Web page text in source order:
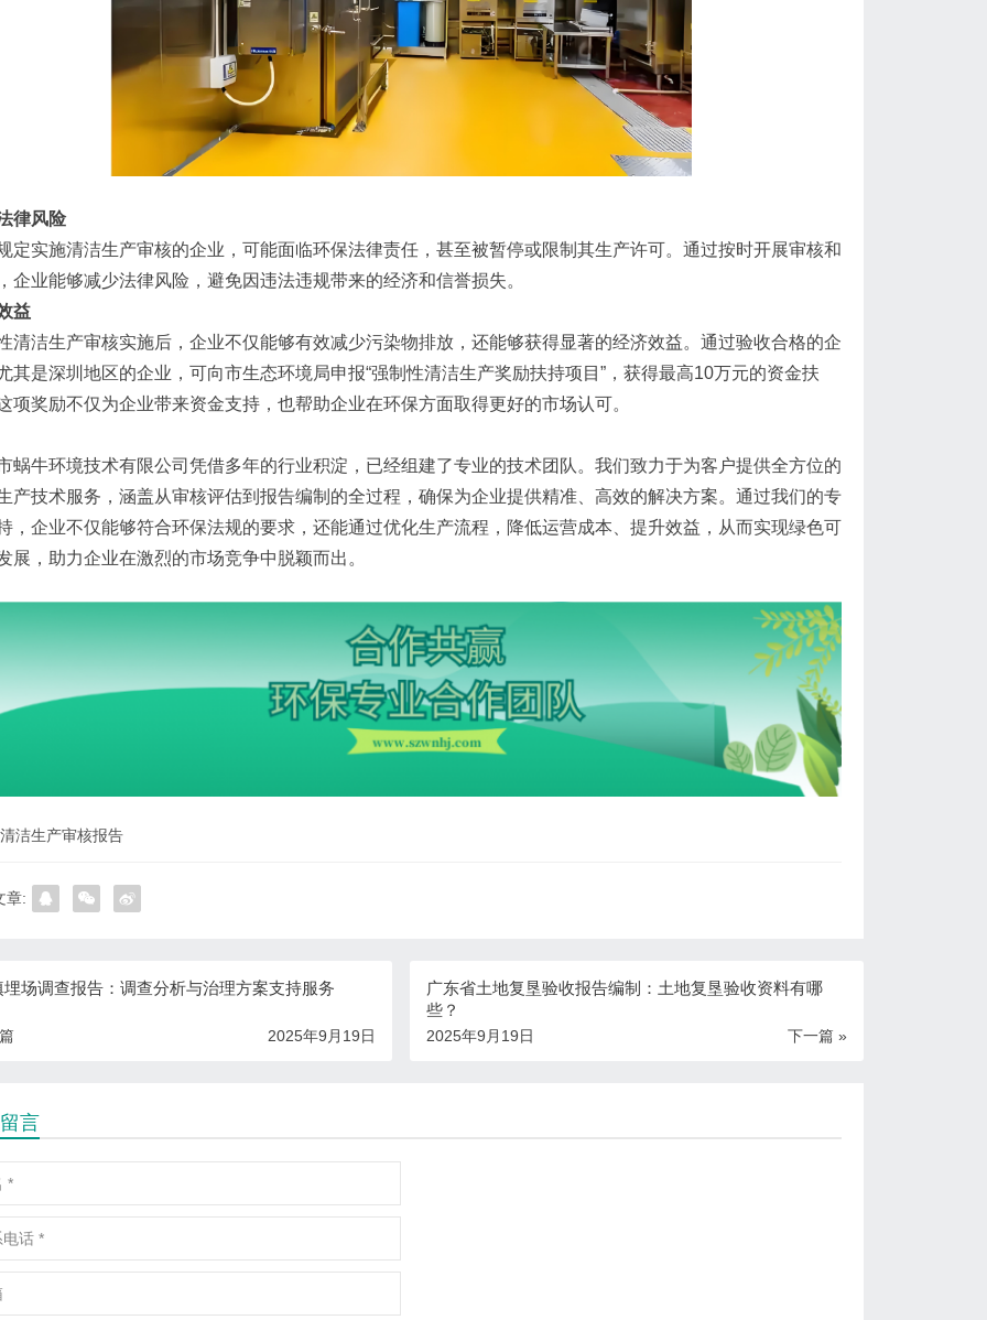
律风险
定实施清洁生产审核的企业，可能面临环保法律责任，甚至被暂停或限制其生产许可。通过按时开展审核和
企业能够减少法律风险，避免因违法违规带来的经济和信誉损失。
益
清洁生产审核实施后，企业不仅能够有效减少污染物排放，还能够获得显著的经济效益。通过验收合格的企
其是深圳地区的企业，可向市生态环境局申报“强制性清洁生产奖励扶持项目”，获得最高10万元的资金扶
项奖励不仅为企业带来资金支持，也帮助企业在环保方面取得更好的市场认可。
蜗牛环境技术有限公司凭借多年的行业积淀，已经组建了专业的技术团队。我们致力于为客户提供全方位的
产技术服务，涵盖从审核评估到报告编制的全过程，确保为企业提供精准、高效的解决方案。通过我们的专
，企业不仅能够符合环保法规的要求，还能通过优化生产流程，降低运营成本、提升效益，从而实现绿色可
展，助力企业在激烈的市场竞争中脱颖而出。
清洁生产审核报告
章:
埋场调查报告：调查分析与治理方案支持服务
2025年9月19日
广东省土地复垦验收报告编制：土地复垦验收资料有哪
些？
下一篇 »
2025年9月19日
言